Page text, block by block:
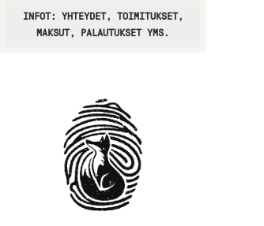
INFOT: YHTEYDET, TOIMITUKSET,
MAKSUT, PALAUTUKSET YMS.